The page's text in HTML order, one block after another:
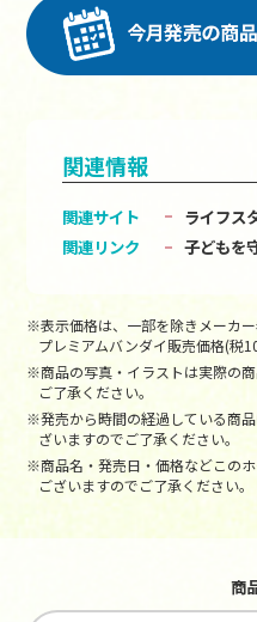
関連情報
関連サイト
ライフス
関連リンク
子どもを
※表示価格は、一部を除きメーカ
プレミアムバンダイ販売価格(税
※商品の写真・イラストは実際の
ご了承ください。
※発売から時間の経過している商
ざいますのでご了承ください。
※商品名・発売日・価格などこの
ございますのでご了承ください。
商